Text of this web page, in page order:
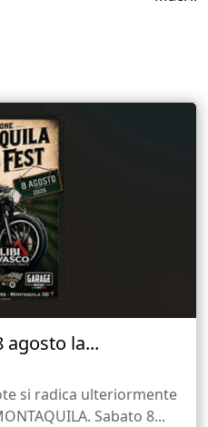
agosto la...
si radica ulteriormente
Sabato 8...